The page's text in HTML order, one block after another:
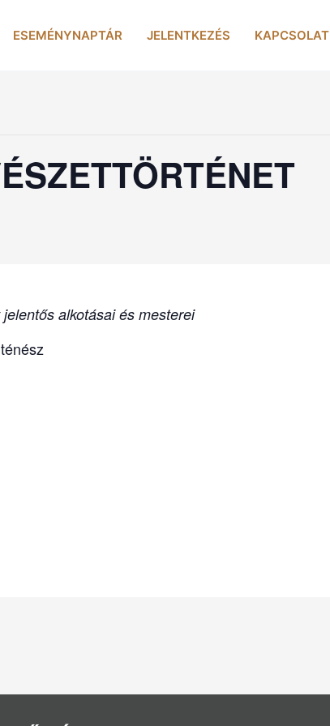
ESEMÉNYNAPTÁR JELENTKEZÉS KAPCSOLAT
alkotásai és mesterei